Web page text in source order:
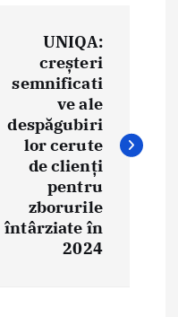
UNIQA:
creșteri
semnificati
ve ale
despăgubiri
lor cerute
de clienți
pentru
zborurile
întârziate în
2024